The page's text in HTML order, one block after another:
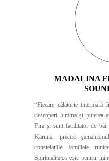
MADALINA
“Fiecare călătorie interioară
descoperi lumina și puterea autentică.” Numele
Fira și sunt facilitator de băi
Karuna, practic
constelațiile familiale
Spiritualitatea este pentru